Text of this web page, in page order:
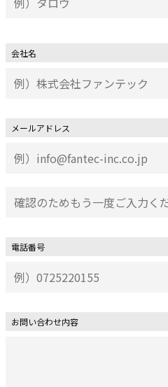
会社名
メールアドレス
電話番号
お問い合わせ内容